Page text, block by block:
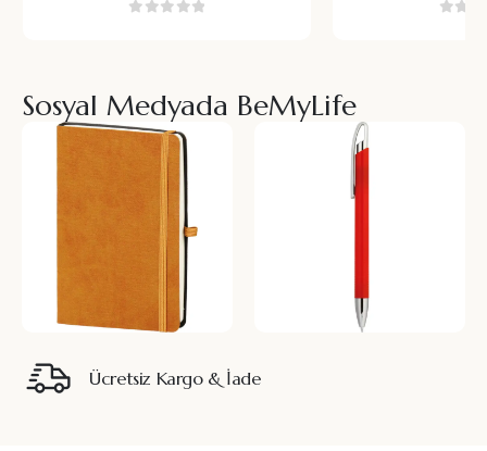
Sosyal Medyada BeMyLife
Ücretsiz Kargo & İade